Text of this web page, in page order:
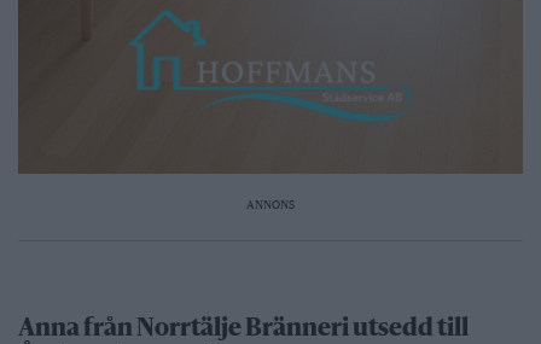
ANNONS
Anna från Norrtälje Bränneri utsedd till